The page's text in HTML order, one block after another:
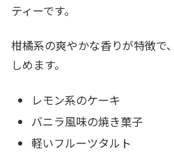
ティーです。
柑橘系の爽やかな香りが特徴で
しめます。
レモン系のケーキ
バニラ風味の焼き菓子
軽いフルーツタルト